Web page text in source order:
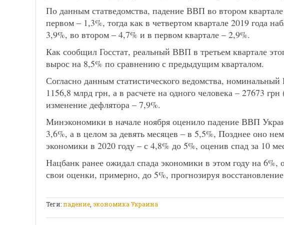
По данным статведомства, падение ВВП во втором
первом – 1,3%, тогда как в четвертом квартале 2019 года
3,9%, во втором – 4,7% и в первом квартале – 2,9%.
Как сообщил Госстат, реальный ВВП в третьем квартале
вырос на 8,5% по сравнению с предыдущим кварталом.
Согласно данным статистического ведомства,
1156,8 млрд грн, а в расчете на одного человека – 27673
изменение дефлятора – 7,9%.
Минэкономики в начале ноября оценило падение ВВП
3,6%, а в целом за девять месяцев – в 5,5%, Позднее оно
экономики в 2020 году – с 4,8% до 5%, оценив спад за 10
Нацбанк ранее ожидал спада экономики в этом году на 6%,
свои оценки, примерно, до 5%, прогнозируя
Теги:падение экономика Украина